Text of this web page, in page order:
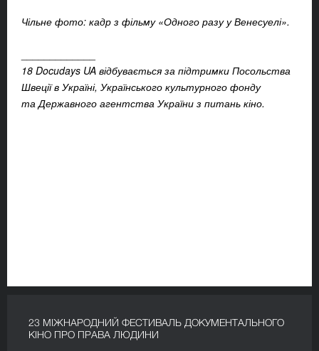
Чільне фото: кадр з фільму «Одного разу у Венесуелі».
18 Docudays UA відбувається за підтримки Посольства
Швеції в Україні, Українського культурного фонду
та Державного агентства України з питань кіно.
23 МІЖНАРОДНИЙ ФЕСТИВАЛЬ ДОКУМЕНТАЛЬНОГО
КІНО ПРО ПРАВА ЛЮДИНИ